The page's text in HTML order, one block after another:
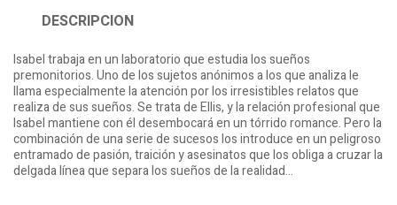
DESCRIPCION
Isabel trabaja en un laboratorio que estudia los sueños
premonitorios. Uno de los sujetos anónimos a los que analiza le
llama especialmente la atención por los irresistibles relatos que
realiza de sus sueños. Se trata de Ellis, y la relación profesional que
Isabel mantiene con él desembocará en un tórrido romance. Pero la
combinación de una serie de sucesos los introduce en un peligroso
entramado de pasión, traición y asesinatos que los obliga a cruzar la
delgada línea que separa los sueños de la realidad…